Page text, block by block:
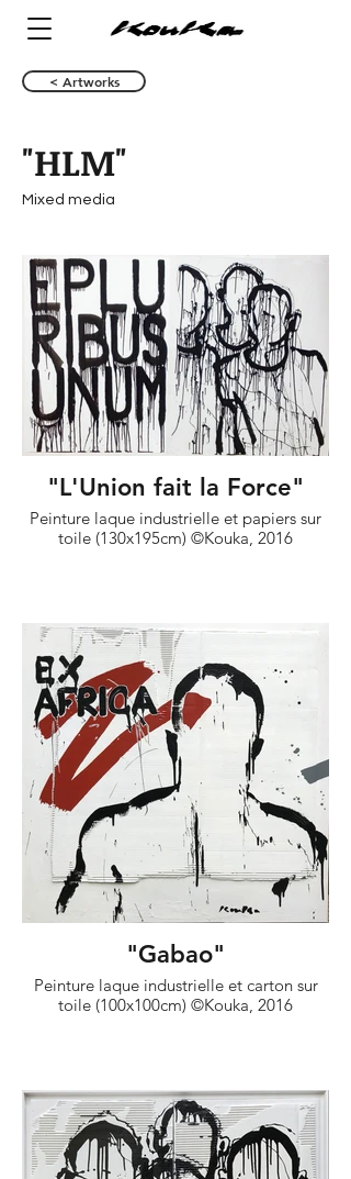
< Artworks
"HLM"
Mixed media
"L'Union fait la Force"
Peinture laque industrielle et papiers sur
toile (130x195cm) ©Kouka, 2016
"Gabao"
Peinture laque industrielle et carton sur
toile (100x100cm) ©Kouka, 2016